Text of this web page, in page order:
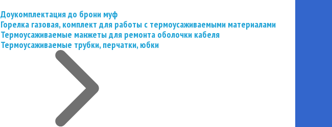
Доукомплектация до брони муф
Горелка газовая, комплект для работы с термоусаживаемыми материалами
Термоусаживаемые манжеты для ремонта оболочки кабеля
Термоусаживаемые трубки, перчатки, юбки